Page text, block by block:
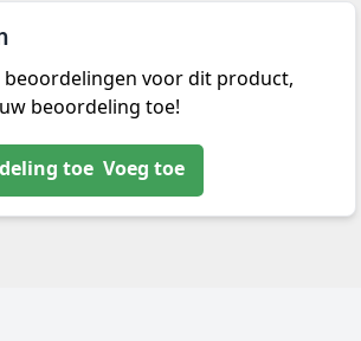
beoordelingen voor dit product,
beoordeling toe!
Voeg toe